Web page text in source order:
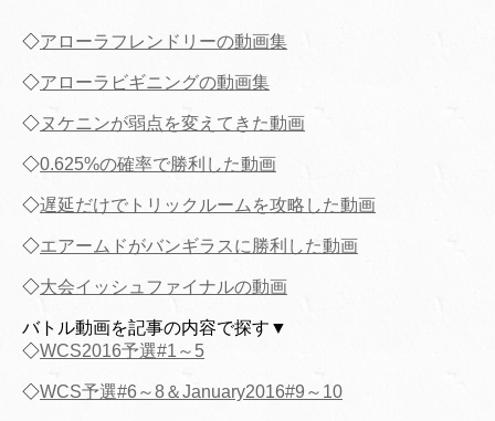
◇アローラフレンドリーの動画集
◇アローラビギニングの動画集
◇ヌケニンが弱点を変えてきた動画
◇0.625%の確率で勝利した動画
◇遅延だけでトリックルームを攻略した動画
◇エアームドがバンギラスに勝利した動画
◇大会イッシュファイナルの動画
バトル動画を記事の内容で探す▼
◇WCS2016予選#1～5
◇WCS予選#6～8＆January2016#9～10